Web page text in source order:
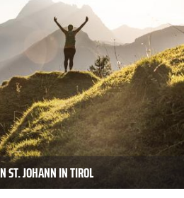
ST. JOHANN IN TIROL